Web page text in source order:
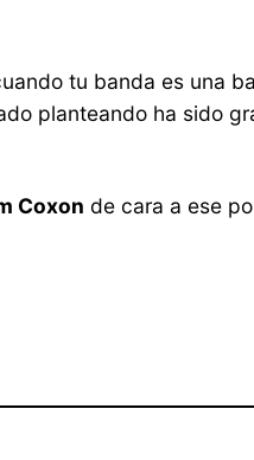
tu banda es una
planteando ha sido
Coxon de cara a ese